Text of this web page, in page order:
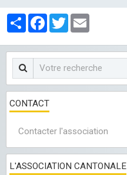
LES CLUBS
PartagerFacebook
Twitter
CONTACT
Contacter l'association
L'ASSOCIATION CANTONALE